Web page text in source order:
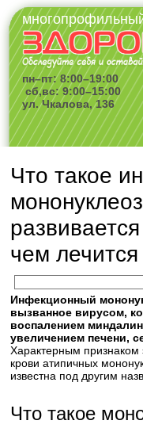
пн–пт: 8:00–19:00
сб,вс: 9:00–15:00
ул. Чкалова, 136
Что такое
чем лечится
Инфекционный
вызванное вирусом,
воспалением
увеличением печени,
Характерным признаком
крови атипичных
известна под другим
Что такое